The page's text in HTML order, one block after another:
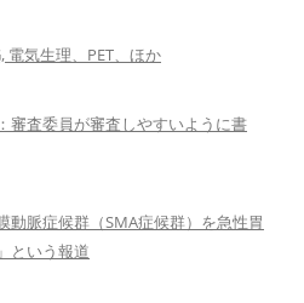
電気生理、PET、ほか
審査委員が審査しやすいように書
動脈症候群（SMA症候群）を急性胃
という報道